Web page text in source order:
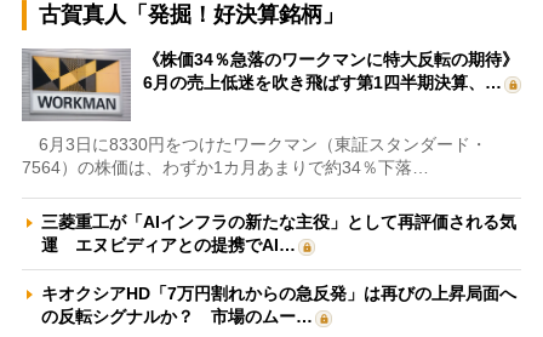
古賀真人「発掘！好決算銘柄」
《株価34％急落のワークマンに特大反転の期待》
6月の売上低迷を吹き飛ばす第1四半期決算、…
6月3日に8330円をつけたワークマン（東証スタンダード・
7564）の株価は、わずか1カ月あまりで約34％下落…
三菱重工が「AIインフラの新たな主役」として再評価される気
運 エヌビディアとの提携でAI…
キオクシアHD「7万円割れからの急反発」は再びの上昇局面へ
の反転シグナルか？ 市場のムー…